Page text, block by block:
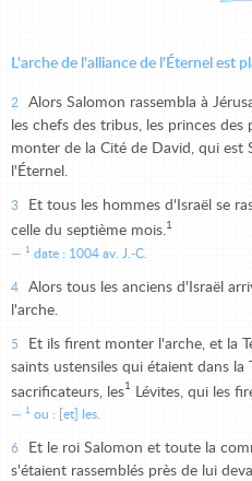
L'arche de l'alliance de l'Éternel est
2
Alors Salomon rassembla à
les chefs des tribus, les princes
monter de la Cité de David, qui est
l'Éternel.
3
Et tous les hommes d'Israël se
celle du septième mois. 1
1 date : 1004 av. J.-C.
4
Alors tous les anciens d'Israël
l'arche.
5
Et ils firent monter l'arche, et la
saints ustensiles qui étaient dans la
sacrificateurs, les1 Lévites, qui les
1 ou : [et] les.
6
Et le roi Salomon et toute la
s'étaient rassemblés près de lui